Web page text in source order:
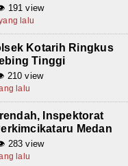
191 view
lalu
Kotarih Ringkus
Tinggi
210 view
lalu
Inspektorat
Medan
283 view
lalu